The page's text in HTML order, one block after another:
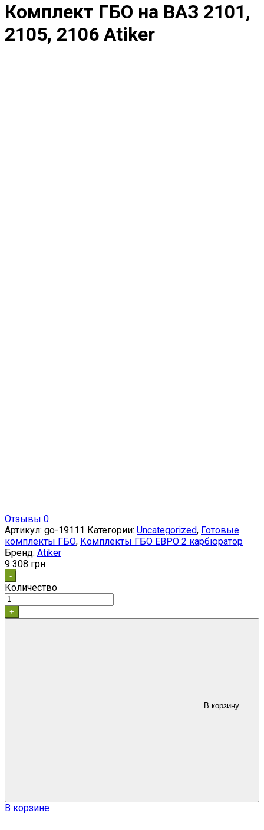
Комплект ГБО на ВАЗ 2101,
2105, 2106 Atiker
Отзывы 0
Артикул: go-19111 Категории: Uncategorized, Готовые
комплекты ГБО, Комплекты ГБО ЕВРО 2 карбюратор
Бренд: Atiker
9 308 грн
-
Количество
+
В корзину
В корзине